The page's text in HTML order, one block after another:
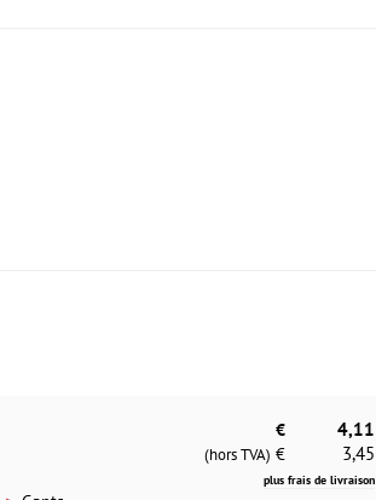
€ 4,11
(hors TVA) € 3,45
plus frais de livraison